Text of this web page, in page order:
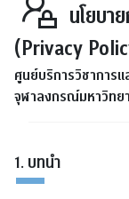
นโยบา
(Privacy
ศูนย์บริการวิชาการ
จุฬาลงกรณ์มหาวิทย
1. บทนำ